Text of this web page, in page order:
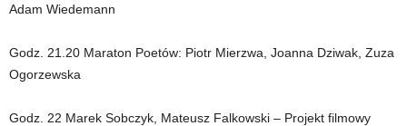
Adam Wiedemann
Godz. 21.20 Maraton Poetów: Piotr Mierzwa, Joanna Dziwak, Zuza
Ogorzewska
Godz. 22 Marek Sobczyk, Mateusz Falkowski – Projekt filmowy